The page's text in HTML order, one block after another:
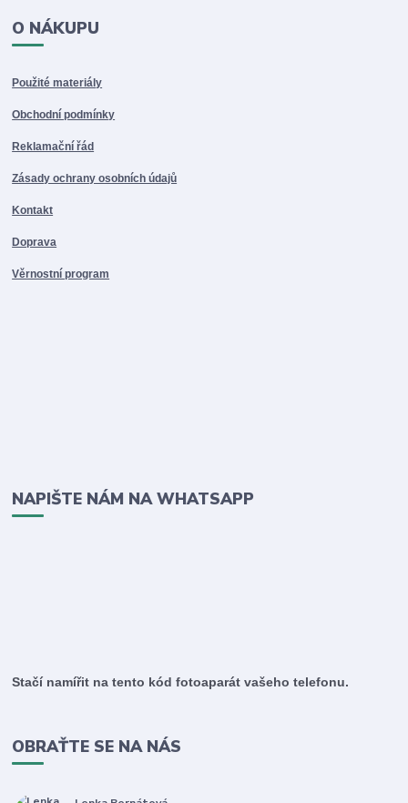
O NÁKUPU
Použité materiály
Obchodní podmínky
Reklamační řád
Zásady ochrany osobních údajů
Kontakt
Doprava
Věrnostní program
NAPIŠTE NÁM NA WHATSAPP
Stačí namířit na tento kód fotoaparát vašeho telefonu.
OBRAŤTE SE NA NÁS